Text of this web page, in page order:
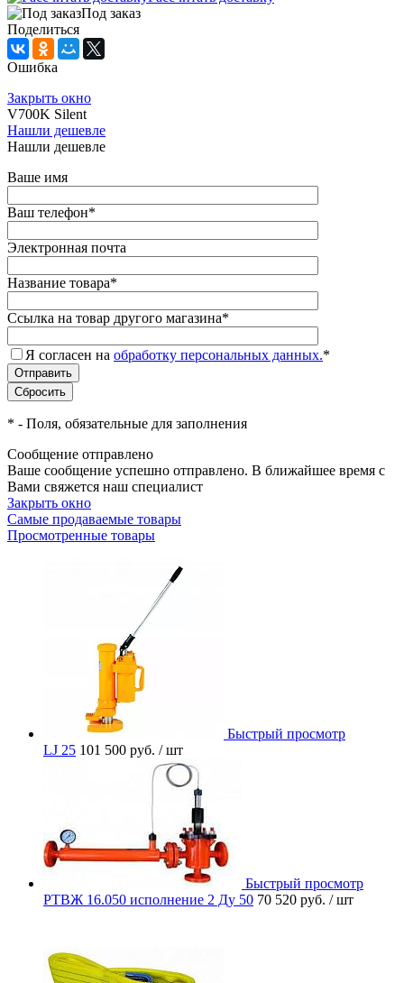
Под заказ
Поделиться
Ошибка
Закрыть окно
V700K Silent
Нашли дешевле
Нашли дешевле
Ваше имя
Ваш телефон*
Электронная почта
Название товара*
Ссылка на товар другого магазина*
Я согласен на обработку персональных данных.*
* - Поля, обязательные для заполнения
Сообщение отправлено
Ваше сообщение успешно отправлено. В ближайшее время с
Вами свяжется наш специалист
Закрыть окно
Самые продаваемые товары
Просмотренные товары
Быстрый просмотр
LJ 25 101 500 руб. / шт
Быстрый просмотр
РТВЖ 16.050 исполнение 2 Ду 50 70 520 руб. / шт